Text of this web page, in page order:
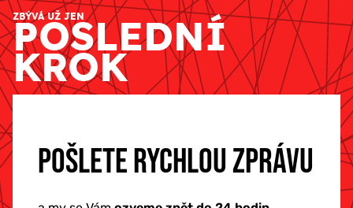
ZBÝVÁ UŽ JEN
POSLEDNÍ
KROK
POŠLETE RYCHLOU ZPRÁVU